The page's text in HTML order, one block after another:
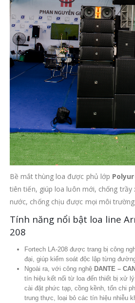
Bề mắt thùng loa được phủ lớp
tiên tiến, giúp loa luôn mới, chống trầy
nước, chống chịu được mọi môi
Tính năng nổi bật loa line
208
Fortech LA-208 được trang bị công
đại, giúp kiểm soát độc lập từng
Ngoài ra, với công nghệ DANTE –
tín hiệu kết nối từ loa đến thiết bị xử
cài đặt phức tạp, cồng kềnh, tốn chi
trung thực, loại bỏ các tín hiệu nhiễu